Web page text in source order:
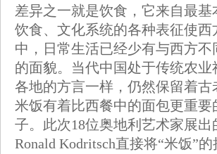
差异之一就是饮食，它来自最
饮食、文化系统的各种表征使
中，日常生活已经少有与西方
的面貌。当代中国处于传统农
各地的方言一样，仍然保留着古
米饭有着比西餐中的面包更重
子。此次18位奥地利艺术家展
Ronald Kodritsch直接将“米饭”